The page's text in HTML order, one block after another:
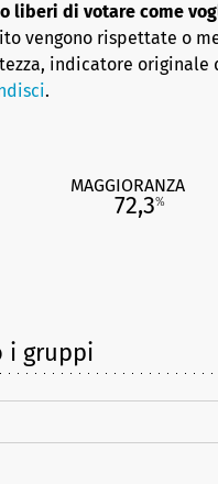
liberi di votare come
vengono rispettate o
indicatore
.
MAGGIORANZA
72,3%
i gruppi